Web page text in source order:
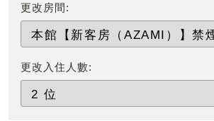
更改房間:
更改入住人數: